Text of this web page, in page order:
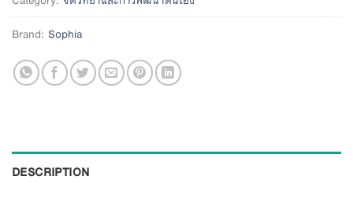
Brand: Sophia
DESCRIPTION